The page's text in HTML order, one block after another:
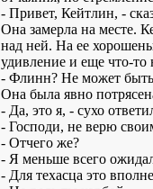
- Привет, Кейтлин, -
Она замерла на месте.
над ней. На ее
удивление и еще что-то
- Флинн? Не может
Она была явно
- Да, это я, - сухо
- Господи, не верю
- Отчего же?
- Я меньше всего
- Для техасца это